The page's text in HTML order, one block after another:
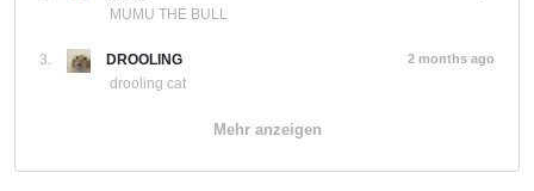
MUMU THE BULL
3.
DROOLING
drooling cat
2 months ago
Mehr anzeigen